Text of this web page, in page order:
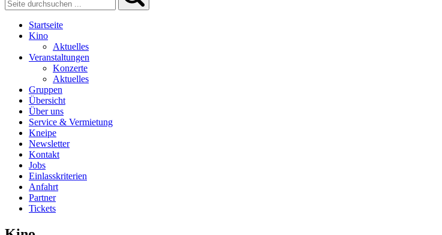
Startseite
Kino
Aktuelles
Veranstaltungen
Konzerte
Aktuelles
Gruppen
Übersicht
Über uns
Service & Vermietung
Kneipe
Newsletter
Kontakt
Jobs
Einlasskriterien
Anfahrt
Partner
Tickets